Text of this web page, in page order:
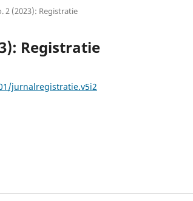
2 (2023): Registratie
Registratie
jurnalregistratie.v5i2